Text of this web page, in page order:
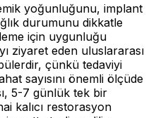
yoğunluğunu, implant
durumunu dikkatle
için uygunluğu
ziyaret eden uluslararası
çünkü tedaviyi
sayısını önemli ölçüde
5-7 günlük tek bir
kalıcı restorasyon